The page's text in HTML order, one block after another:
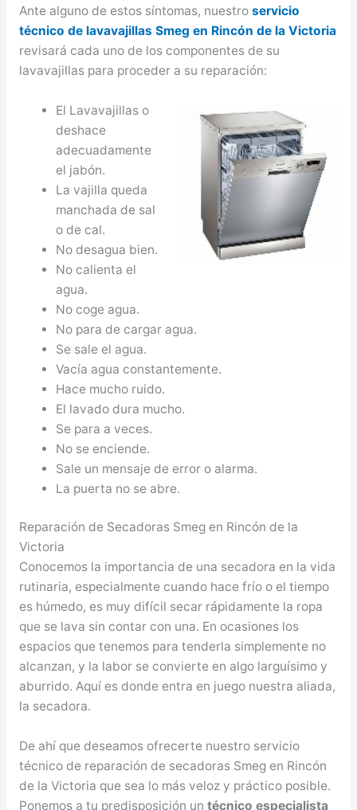
Ante alguno de estos síntomas, nuestro servicio
técnico de lavavajillas Smeg en Rincón de la Victoria
revisará cada uno de los componentes de su
lavavajillas para proceder a su reparación:
El Lavavajillas o
deshace
adecuadamente
el jabón.
La vajilla queda
manchada de sal
o de cal.
No desagua bien.
No calienta el
agua.
No coge agua.
No para de cargar agua.
Se sale el agua.
Vacía agua constantemente.
Hace mucho ruido.
El lavado dura mucho.
Se para a veces.
No se enciende.
Sale un mensaje de error o alarma.
La puerta no se abre.
Reparación de Secadoras Smeg en Rincón de la
Victoria
Conocemos la importancia de una secadora en la vida
rutinaria, especialmente cuando hace frío o el tiempo
es húmedo, es muy difícil secar rápidamente la ropa
que se lava sin contar con una. En ocasiones los
espacios que tenemos para tenderla simplemente no
alcanzan, y la labor se convierte en algo larguísimo y
aburrido. Aquí es donde entra en juego nuestra aliada,
la secadora.
De ahí que deseamos ofrecerte nuestro servicio
técnico de reparación de secadoras Smeg en Rincón
de la Victoria que sea lo más veloz y práctico posible.
Ponemos a tu predisposición un técnico especialista